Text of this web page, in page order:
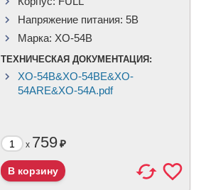
Напряжение питания: 5В
Марка: XO-54B
ТЕХНИЧЕСКАЯ ДОКУМЕНТАЦИЯ:
XO-54B&XO-54BE&XO-
54ARE&XO-54A.pdf
x 759₽